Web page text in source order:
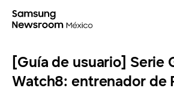
[Guía de usuario] Serie
Watch8: entrenador de